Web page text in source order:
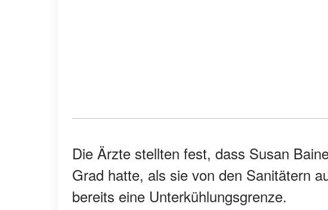
Die Ärzte stellten fest, dass Susan
Grad hatte, als sie von den Sanitätern
bereits eine Unterkühlungsgrenze.